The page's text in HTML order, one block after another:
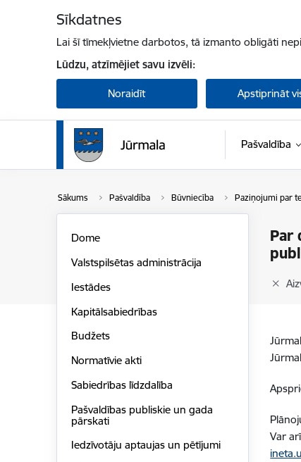
Sīkdatnes
Lai šī tīmekļvietne darbotos, tā izmanto obligāti
Lūdzu, atzīmējiet savu izvēli:
Noraidīt Apstiprināt
Pašvaldība
Sākums Pašvaldība Būvniecība Paziņojumi par
Par
Dome
Valstspilsētas administrācija
Iestādes
Kapitālsabiedrības
Budžets
Normatīvie akti
Sabiedrības līdzdalība
Pašvaldības publiskie un gada
pārskati
Iedzīvotāju aptaujas un pētījumi
Var